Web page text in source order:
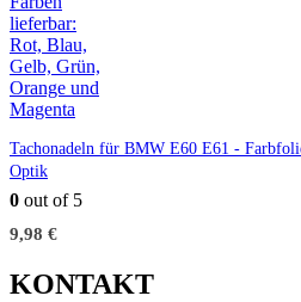
Tachonadeln für BMW E60 E61 -
Optik
0 out of 5
9,98 €
KONTAKT